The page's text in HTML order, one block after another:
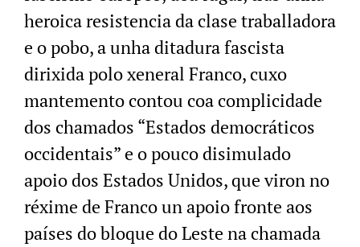
heroica resistencia da clase traballadora
e o pobo, a unha ditadura fascista
dirixida polo xeneral Franco, cuxo
mantemento contou coa complicidade
dos chamados “Estados democráticos
occidentais” e o pouco disimulado
apoio dos Estados Unidos, que viron no
réxime de Franco un apoio fronte aos
países do bloque do Leste na chamada